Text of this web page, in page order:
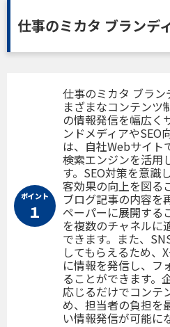
仕事のミカタ ブランデ
ポイント
１
仕事のミカタ ブラ
まざまなコンテンツ
の情報発信を幅広く
ンドメディアやSEO
は、自社Webサイト
検索エンジンを活用
す。SEO対策を意識
客効果の向上を図る
ブログ記事の内容を
ペーパーに展開する
を複数のチャネルに
できます。また、
してもらえるため、
に情報を発信し、フ
ることができます。
応じるだけでコンテ
め、担当者の負担を
い情報発信が可能に